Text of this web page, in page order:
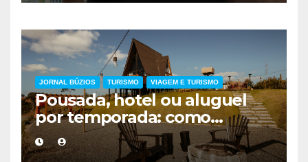
JORNAL BÚZIOS TURISMO VIAGEM E TURISMO
Pousada, hotel ou aluguel
por temporada: como
escolher a melhor
hospedagem